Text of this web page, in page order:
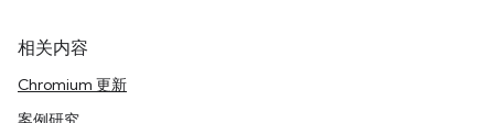
相关内容
Chromium 更新